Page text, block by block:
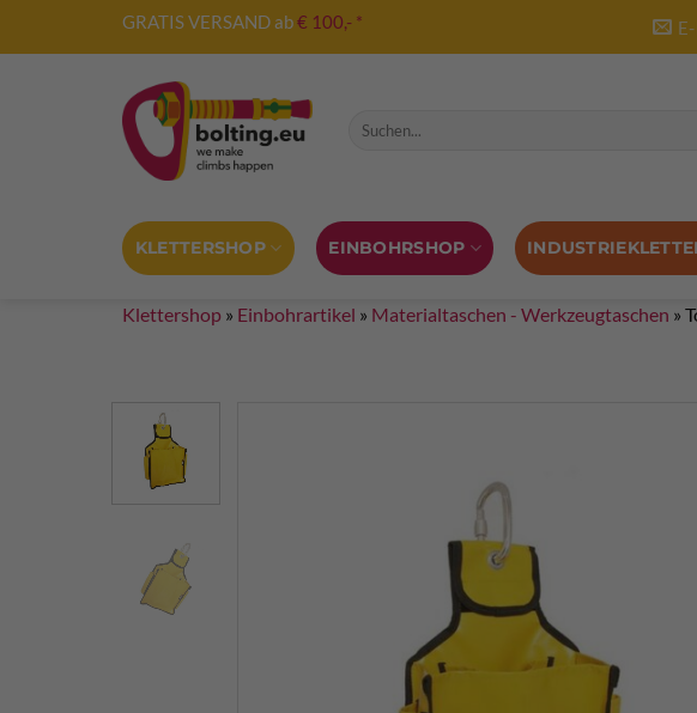
GRATIS VERSAND ab€ 100,- *
Suche nach:
KLETTERSHOP EINBOHRSHOP
Klettershop » Einbohrartikel » Materialtaschen - Werkzeugtaschen »